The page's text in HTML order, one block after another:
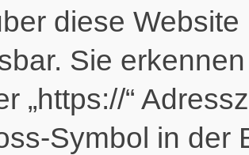
diese
Sie
„https://“
Symbol in der